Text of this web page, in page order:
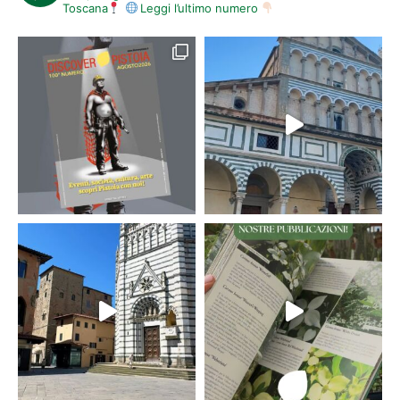
Inaugurazione della mostra fotografica di Daniele
Quarrata (la mostra è aperta fino al 22 settembre)
Legambiente Quarrata
ore 15.00-19.00: Via Medicea di Quarrata
L’anello delle strade bianche, delle vigne e delle
Itinerari guidati da esperte guide ambientali
alla scoperta del territorio, nell’ambito del
progetto “Argento attivo”, rivolto a persone
ultrasessantacinquenni.
Cooperativa “L’Orizzonte” in collaborazione con
Comune di Quarrata, AIMA Pistoia, con il contributo
della Fondazione Caript.
Per prenotazioni:
0573 775190–393 8660085
ore 16 Giardino della Villa Medicea La Magia
Benvenuti ragazzi – Festa per tutte le bambine ed i
bambini di Quarrata nati nel 2021
Comune di Quarrata con il contributo della Banca
Alta Toscana
ore 21.30 area antistante la fontana di Daniel
Buren Villa Medicea La Magia
Toscana
Leggi l’ultimo numero